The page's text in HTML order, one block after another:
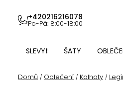
obsah
+420216216078
Po-Pá: 8:00-18:00
SLEVY❗ ŠATY
Domů / Oblečení / Kalhoty /